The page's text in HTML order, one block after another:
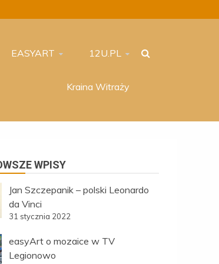
EASYART 12U.PL
Kraina Witraży
WPISY
Jan Szczepanik – polski Leonardo
da Vinci
31 stycznia 2022
easyArt o mozaice w TV
Legionowo